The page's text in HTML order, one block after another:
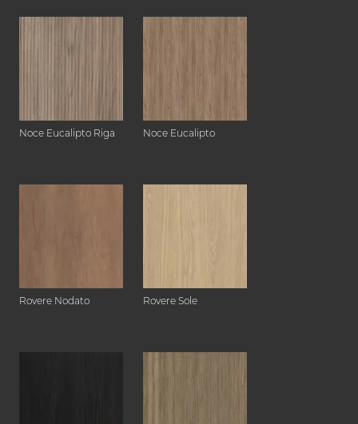
Noce Eucalipto Riga Noce Eucalipto
Rovere Nodato Rovere Sole